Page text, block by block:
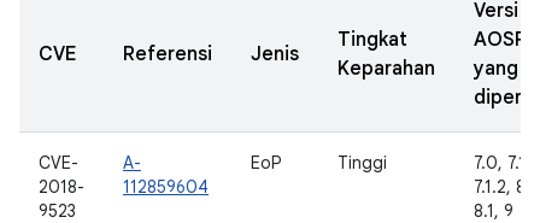
CVE Referensi Jenis
Tingkat
Keparahan
Versi
AOSP
yang
CVE-
2018-
9523
A-
112859604
EoP Tinggi
7.0, 7.1.1,
7.1.2,
8.1, 9